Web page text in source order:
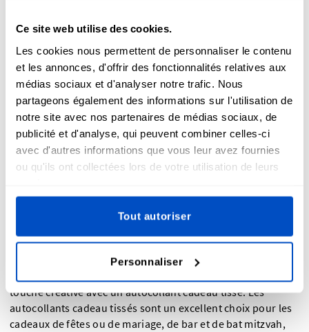
Ce site web utilise des cookies.
Les cookies nous permettent de personnaliser le contenu
et les annonces, d'offrir des fonctionnalités relatives aux
médias sociaux et d'analyser notre trafic. Nous
partageons également des informations sur l'utilisation de
notre site avec nos partenaires de médias sociaux, de
publicité et d'analyse, qui peuvent combiner celles-ci
avec d'autres informations que vous leur avez fournies
ou qu'ils ont collectées lors de votre utilisation de leurs
Tout autoriser
Personnaliser
Un autocollant tissé est une manière formidable d'étiqueter
des articles qui ont besoin d'étiquettes de nom. Que vous
vouliez un autocollant de nom tissé pour la boîte repas de
votre enfant, pour étiqueter les articles d'un patient dans
une maison de retraite ou à l'hôpital, ou que vous
souhaitiez embellir l'organisation de votre intérieur en
étiquetant les poubelles et les tiroirs, les autocollants de
nom tissés sont le moyen parfait d'étiqueter facilement des
articles.
Autocollants cadeau tissés pour des occasions
Lorsque vous scotchez du papier cadeau ou que vous
fermez du papier de soie dans vos sacs cadeau, ajoutez une
touche créative avec un autocollant cadeau tissé. Les
autocollants cadeau tissés sont un excellent choix pour les
cadeaux de fêtes ou de mariage, de bar et de bat mitzvah,